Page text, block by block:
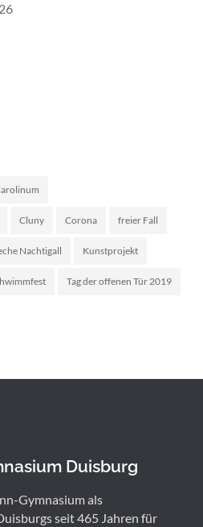
Cluny Corona freier Fall
Nachtigall Kunstprojekt
Tag der offenen Tür 2019
Duisburg
Gymnasium als
seit 465 Jahren für